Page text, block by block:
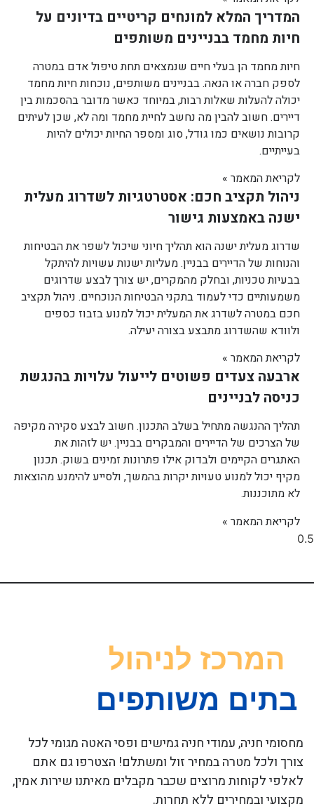
המדריך המלא למונחים קריטיים בדיונים על
חיות מחמד בבניינים משותפים
חיות מחמד הן בעלי חיים שנמצאים תחת טיפול אדם במטרה
לספק חברה או הנאה. בבניינים משותפים, נוכחות חיות מחמד
יכולה להעלות שאלות רבות, במיוחד כאשר מדובר בהסכמות בין
דיירים. חשוב להבין מה נחשב לחיית מחמד ומה לא, שכן לעיתים
קרובות נושאים כמו גודל, סוג ומספר החיות יכולים להיות
בעייתיים.
לקריאת המאמר »
ניהול תקציב חכם: אסטרטגיות לשדרוג מעלית
ישנה באמצעות גישור
שדרוג מעלית ישנה הוא תהליך חיוני שיכול לשפר את הבטיחות
והנוחות של הדיירים בבניין. מעליות ישנות עשויות להיתקל
בבעיות טכניות, ובחלק מהמקרים, יש צורך לבצע שדרוגים
משמעותיים כדי לעמוד בתקני הבטיחות הנוכחיים. ניהול תקציב
חכם במטרה לשדרג את המעלית יכול למנוע בזבוז כספים
ולוודא שהשדרוג מתבצע בצורה יעילה.
לקריאת המאמר »
ארבעה צעדים פשוטים לייעול עלויות בהנגשת
כניסה לבניינים
תהליך ההנגשה מתחיל בשלב התכנון. חשוב לבצע סקירה מקיפה
של הצרכים של הדיירים והמבקרים בבניין. יש לזהות את
האתגרים הקיימים ולבדוק אילו פתרונות זמינים בשוק. תכנון
מקיף יכול למנוע טעויות יקרות בהמשך, ולסייע להימנע מהוצאות
לא מתוכננות.
לקריאת המאמר »
מחסומי חניה, עמודי חניה גמישים ופסי האטה מגומי לכל
צורך ולכל מטרה במחיר זול ומשתלם! הצטרפו גם אתם
לאלפי לקוחות מרוצים שכבר מקבלים מאיתנו שירות אמין,
מקצועי ובמחירים ללא תחרות.